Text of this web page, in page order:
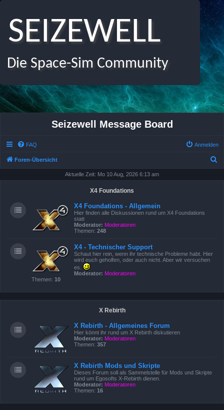
SEIZEWELL
Die Space-Sim Community
Seizewell Message Board
FAQ Anmelden
Foren-Übersicht
Aktuelle Zeit: Mo 10 Aug, 2026 6:13 am
X4 Foundations
X4 Foundations - Allgemein
Hier finden alle Diskussionen rund um X4 Foundations
statt
Moderator: Moderatoren
Themen: 248
X4 - Technischer Support
Schaut hier rein, wenn ihr technische Probleme habt. Hier
wird euch geholfen, oder auch nicht. Aber wir versuchen
es.
Moderator: Moderatoren
Themen: 10
X Rebirth
X Rebirth - Allgemeines Forum
Hier könnt ihr rund um X Rebirth diskutieren
Moderator: Moderatoren
Themen: 357
X Rebirth Mods und Skripte
Dieses Forum soll als Sammelstelle für Mods und Skripte
rund um Egosofts X-Rebirth dienen.
Moderator: Moderatoren
Themen: 16